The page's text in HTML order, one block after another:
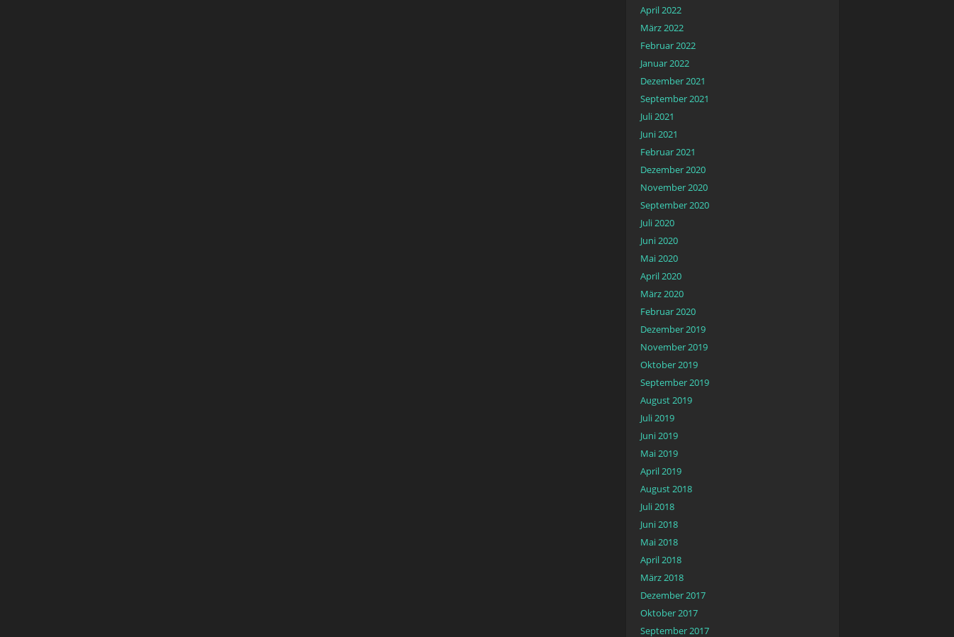
April 2022
März 2022
Februar 2022
Januar 2022
Dezember 2021
September 2021
Juli 2021
Juni 2021
Februar 2021
Dezember 2020
November 2020
September 2020
Juli 2020
Juni 2020
Mai 2020
April 2020
März 2020
Februar 2020
Dezember 2019
November 2019
Oktober 2019
September 2019
August 2019
Juli 2019
Juni 2019
Mai 2019
April 2019
August 2018
Juli 2018
Juni 2018
Mai 2018
April 2018
März 2018
Dezember 2017
Oktober 2017
September 2017